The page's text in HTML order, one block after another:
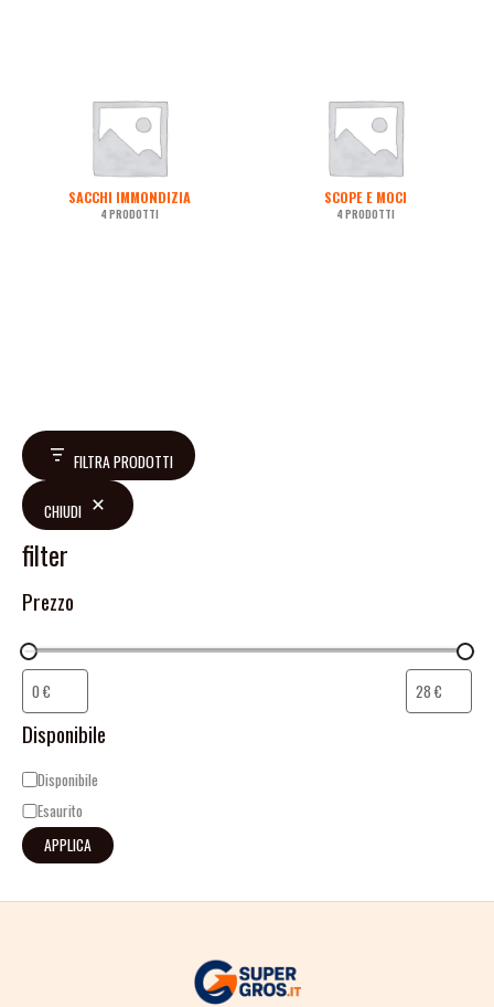
FILTRA PRODOTTI
CHIUDI
filter
Prezzo
Disponibile
Disponibile
Esaurito
APPLICA
SACCHI IMMONDIZIA
4 PRODOTTI
SCOPE E MOCI
4 PRODOTTI